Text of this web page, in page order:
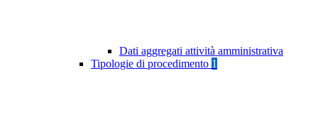
Dati aggregati attività amministrativa
Tipologie di procedimento 1